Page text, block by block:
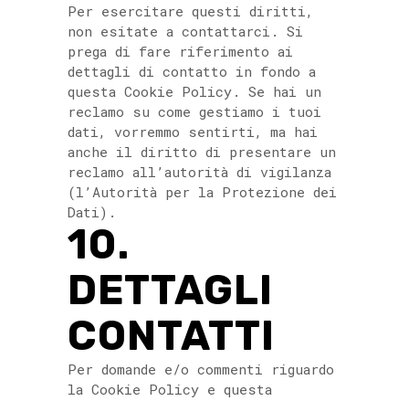
Per esercitare questi diritti,
non esitate a contattarci. Si
prega di fare riferimento ai
dettagli di contatto in fondo a
questa Cookie Policy. Se hai un
reclamo su come gestiamo i tuoi
dati, vorremmo sentirti, ma hai
anche il diritto di presentare un
reclamo all’autorità di vigilanza
(l’Autorità per la Protezione dei
Dati).
10.
DETTAGLI
CONTATTI
Per domande e/o commenti riguardo
la Cookie Policy e questa